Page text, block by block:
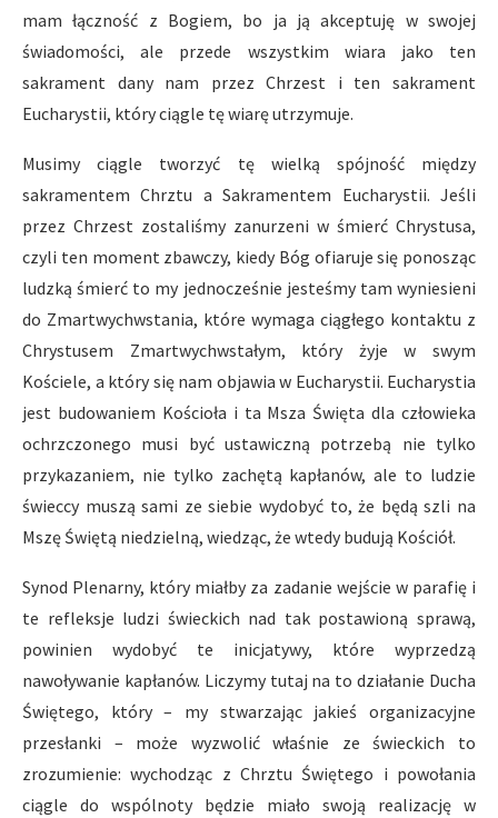
mam łączność z Bogiem, bo ja ją akceptuję w swojej
świadomości, ale przede wszystkim wiara jako ten
sakrament dany nam przez Chrzest i ten sakrament
Eucharystii, który ciągle tę wiarę utrzymuje.
Musimy ciągle tworzyć tę wielką spójność między
sakramentem Chrztu a Sakramentem Eucharystii. Jeśli
przez Chrzest zostaliśmy zanurzeni w śmierć Chrystusa,
czyli ten moment zbawczy, kiedy Bóg ofiaruje się ponosząc
ludzką śmierć to my jednocześnie jesteśmy tam wyniesieni
do Zmartwychwstania, które wymaga ciągłego kontaktu z
Chrystusem Zmartwychwstałym, który żyje w swym
Kościele, a który się nam objawia w Eucharystii. Eucharystia
jest budowaniem Kościoła i ta Msza Święta dla człowieka
ochrzczonego musi być ustawiczną potrzebą nie tylko
przykazaniem, nie tylko zachętą kapłanów, ale to ludzie
świeccy muszą sami ze siebie wydobyć to, że będą szli na
Mszę Świętą niedzielną, wiedząc, że wtedy budują Kościół.
Synod Plenarny, który miałby za zadanie wejście w parafię i
te refleksje ludzi świeckich nad tak postawioną sprawą,
powinien wydobyć te inicjatywy, które wyprzedzą
nawoływanie kapłanów. Liczymy tutaj na to działanie Ducha
Świętego, który – my stwarzając jakieś organizacyjne
przesłanki – może wyzwolić właśnie ze świeckich to
zrozumienie: wychodząc z Chrztu Świętego i powołania
ciągle do wspólnoty będzie miało swoją realizację w